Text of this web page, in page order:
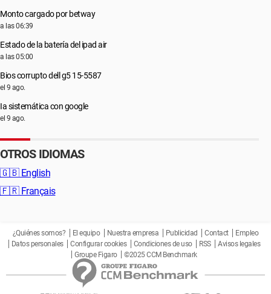
Monto cargado por betway
a las 06:39
Estado de la batería del ipad air
a las 05:00
Bios corrupto dell g5 15-5587
el 9 ago.
Ia sistemática con google
el 9 ago.
OTROS IDIOMAS
🇬🇧 English
🇫🇷 Français
¿Quiénes somos? El equipo Nuestra empresa Publicidad Contact
Empleo
Datos personales
Configurar cookies Condiciones de uso RSS
Avisos legales
Groupe Figaro
©2025 CCM Benchmark